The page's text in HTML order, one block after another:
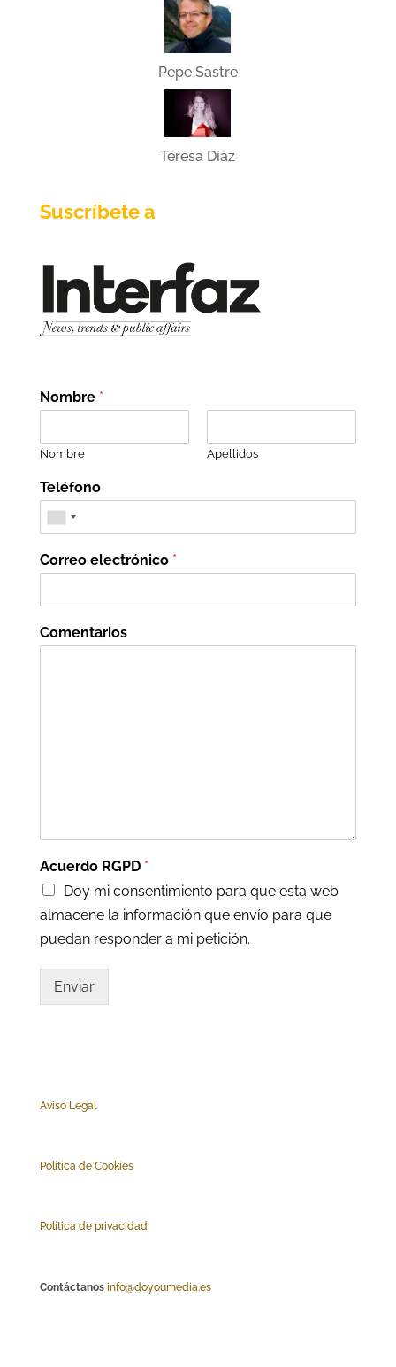
Pepe Sastre
Teresa Díaz
Suscríbete a
Nombre *
Nombre Apellidos
Teléfono
Correo electrónico *
Comentarios
Acuerdo RGPD *
Doy mi consentimiento para que esta web
almacene la información que envío para que
puedan responder a mi petición.
Enviar
Aviso Legal
Política de Cookies
Política de privacidad
Contáctanos info@doyoumedia.es